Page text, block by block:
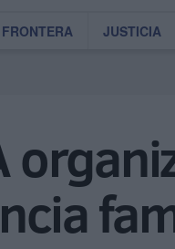
FRONTERA JUSTICIA